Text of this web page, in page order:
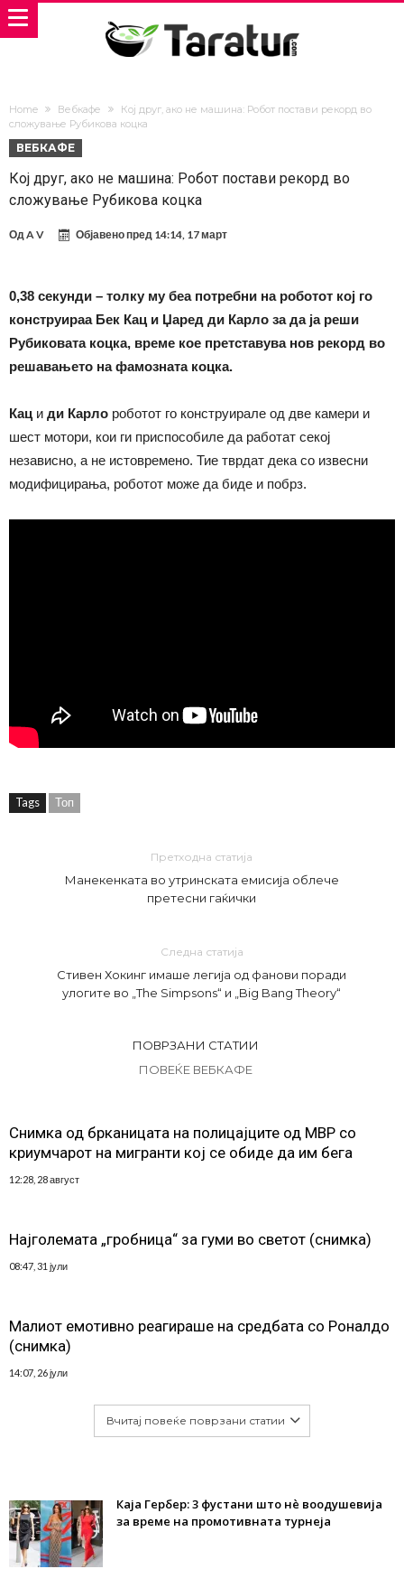
Home Вебкафе
Кој друг, ако не машина: Робот постави рекорд во
сложување Рубикова коцка
ВЕБКАФЕ
Кој друг, ако не машина: Робот постави рекорд во
сложување Рубикова коцка
ОдA V Објавено пред 14:14, 17 март
0,38 секунди – толку му беа потребни на роботот кој го
конструираа Бек Кац и Џаред ди Карло за да ја реши
Рубиковата коцка, време кое претставува нов рекорд во
решавањето на фамозната коцка.
Кац и ди Карло роботот го конструирале од две камери и
шест мотори, кои ги приспособиле да работат секој
независно, а не истовремено. Тие тврдат дека со извесни
модифицирања, роботот може да биде и побрз.
Tags Топ
Претходна статија
Манекенката во утринската емисија облече
претесни гаќички
Следна статија
Стивен Хокинг имаше легија од фанови поради
улогите во „The Simpsons“ и „Big Bang Theory“
ПОВРЗАНИ СТАТИИ
ПОВЕЌЕ ВЕБКАФЕ
Снимка од брканицата на полицајците од МВР со
криумчарот на мигранти кој се обиде да им бега
12:28, 28 август
Најголемата „гробница“ за гуми во светот (снимка)
08:47, 31 јули
Малиот емотивно реагираше на средбата со Роналдо
(снимка)
14:07, 26 јули
Вчитај повеќе поврзани статии
Каја Гербер: 3 фустани што нè воодушевија
за време на промотивната турнеја